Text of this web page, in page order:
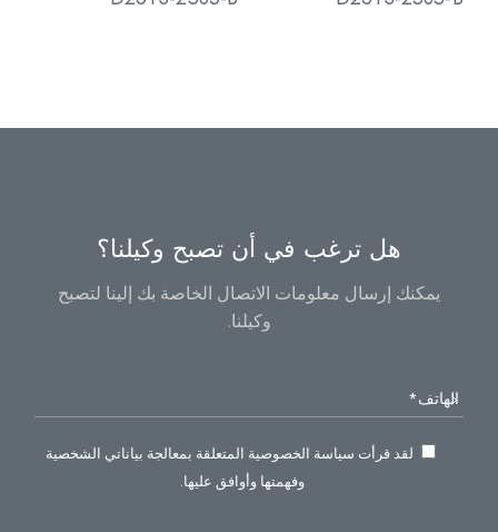
هل ترغب في أن تصبح وكيلنا؟
يمكنك إرسال معلومات الاتصال الخاصة بك إلينا لتصبح
وكيلنا.
لقد قرأت سياسة الخصوصية المتعلقة بمعالجة بياناتي الشخصية
وفهمتها وأوافق عليها.